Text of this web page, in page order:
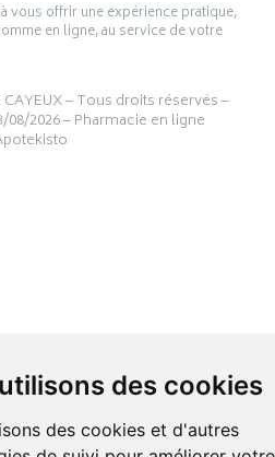
des cookies
des cookies et d'autres
à vous offrir une expérience pratique,
en ligne, au service de votre
CAYEUX– Tous droits réservés –
08/2026 –Pharmacie en ligne